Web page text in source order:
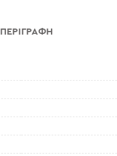
ΠΕΡΙΓΡΑΦΉ